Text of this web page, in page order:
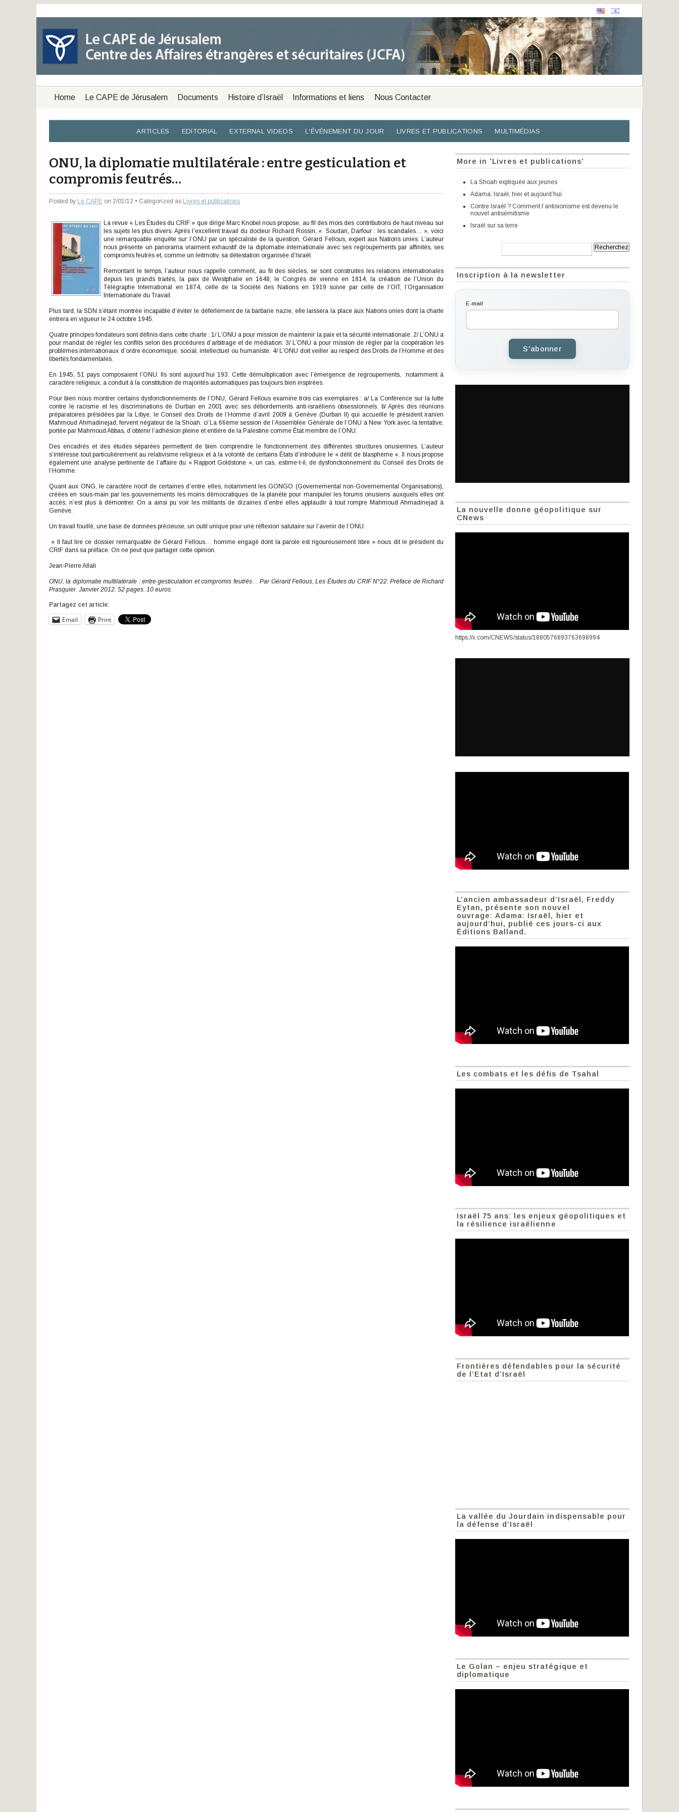
Home Le CAPE de Jérusalem Documents Histoire d’Israël Informations et liens Nous Contacter
ARTICLES EDITORIAL EXTERNAL VIDEOS L'ÉVÉNEMENT DU JOUR LIVRES ET PUBLICATIONS MULTIMÉDIAS
ONU, la diplomatie multilatérale : entre gesticulation et
compromis feutrés…
Posted by Le CAPE on 2/01/12 • Categorized as Livres et publications
La revue « Les Études du CRIF » que dirige Marc Knobel nous propose, au fil des mois des contributions de haut niveau sur
les sujets les plus divers. Après l’excellent travail du docteur Richard Rossin, « Soudan, Darfour : les scandales… », voici
une remarquable enquête sur l’ONU par un spécialiste de la question, Gérard Fellous, expert aux Nations unies. L’auteur
nous présente un panorama vraiment exhaustif de la diplomatie internationale avec ses regroupements par affinités, ses
compromis feutrés et, comme un leitmotiv, sa détestation organisée d’Israël.
Remontant le temps, l’auteur nous rappelle comment, au fil des siècles, se sont construites les relations internationales
depuis les grands traités, la paix de Westphalie en 1648, le Congrès de vienne en 1814, la création de l’Union du
Télégraphe International en 1874, celle de la Société des Nations en 1919 suivie par celle de l’OIT, l’Organisation
Internationale du Travail.
Plus tard, la SDN s’étant montrée incapable d’éviter le déferlement de la barbarie nazie, elle laissera la place aux Nations unies dont la charte
entrera en vigueur le 24 octobre 1945.
Quatre principes fondateurs sont définis dans cette charte : 1/ L’ONU a pour mission de maintenir la paix et la sécurité internationale. 2/ L’ONU a
pour mandat de régler les conflits selon des procédures d’arbitrage et de médiation. 3/ L’ONU a pour mission de régler par la coopération les
problèmes internationaux d’ordre économique, social, intellectuel ou humaniste. 4/ L’ONU doit veiller au respect des Droits de l’Homme et des
libertés fondamentales.
En 1945, 51 pays composaient l’ONU. Ils sont aujourd’hui 193. Cette démultiplication avec l’émergence de regroupements, notamment à
caractère religieux, a conduit à la constitution de majorités automatiques pas toujours bien inspirées.
Pour bien nous montrer certains dysfonctionnements de l’ONU, Gérard Fellous examine trois cas exemplaires : a/ La Conférence sur la lutte
contre le racisme et les discriminations de Durban en 2001 avec ses débordements anti-israéliens obsessionnels. b/ Après des réunions
préparatoires présidées par la Libye, le Conseil des Droits de l’Homme d’avril 2009 à Genève (Durban II) qui accueille le président iranien
Mahmoud Ahmadinejad, fervent négateur de la Shoah. c/ La 66ème session de l’Assemblée Générale de l’ONU à New York avec la tentative,
portée par Mahmoud Abbas, d’obtenir l’adhésion pleine et entière de la Palestine comme État membre de l’ONU.
Des encadrés et des études séparées permettent de bien comprendre le fonctionnement des différentes structures onusiennes. L’auteur
s’intéresse tout particulièrement au relativisme religieux et à la volonté de certains États d’introduire le « délit de blasphème ». Il nous propose
également une analyse pertinente de l’affaire du « Rapport Goldstone », un cas, estime-t-il, de dysfonctionnement du Conseil des Droits de
l’Homme.
Quant aux ONG, le caractère nocif de certaines d’entre elles, notamment les GONGO (Governemental non-Governemental Organisations),
créées en sous-main par les gouvernements les moins démocratiques de la planète pour manipuler les forums onusiens auxquels elles ont
accès, n’est plus à démontrer. On a ainsi pu voir les militants de dizaines d’entre elles applaudir à tout rompre Mahmoud Ahmadinejad à
Genève.
Un travail fouillé, une base de données précieuse, un outil unique pour une réflexion salutaire sur l’avenir de l’ONU.
« Il faut lire ce dossier remarquable de Gérard Fellous… homme engagé dont la parole est rigoureusement libre » nous dit le président du
CRIF dans sa préface. On ne peut que partager cette opinion.
Jean-Pierre Allali
ONU, la diplomatie multilatérale : entre gesticulation et compromis feutrés… Par Gérard Fellous, Les Études du CRIF N°22. Préface de Richard
Prasquier. Janvier 2012. 52 pages. 10 euros.
Partagez cet article:
Email Print
More in 'Livres et publications'
La Shoah expliquée aux jeunes
Adama: Israël, hier et aujourd’hui
Contre Israël ? Comment l’antisionisme est devenu le
nouvel antisémitisme
Israël sur sa terre
Inscription à la newsletter
E-mail
S'abonner
La nouvelle donne géopolitique sur
CNews
https://x.com/CNEWS/status/1880576893763698994
L’ancien ambassadeur d’Israël, Freddy
Eytan, présente son nouvel
ouvrage: Adama: Israël, hier et
aujourd’hui, publié ces jours-ci aux
Éditions Balland.
Les combats et les défis de Tsahal
Israël 75 ans: les enjeux géopolitiques et
la résilience israélienne
Frontières défendables pour la sécurité
de l’Etat d’Israël
La vallée du Jourdain indispensable pour
la défense d’Israël
Le Golan – enjeu stratégique et
diplomatique